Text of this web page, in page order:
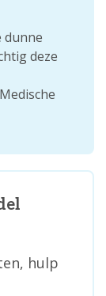
dunne
deze
hulp